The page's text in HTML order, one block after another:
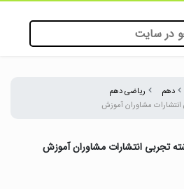
دهم
ریاضی دهم
مشاوران آموزش
تجربی انتشارات مشاوران آموزش